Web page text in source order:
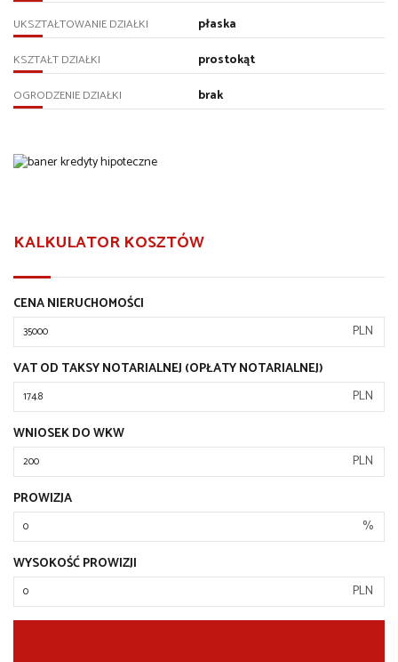
UKSZTAŁTOWANIE DZIAŁKI płaska
KSZTAŁT DZIAŁKI prostokąt
OGRODZENIE DZIAŁKI brak
KALKULATOR KOSZTÓW
CENA NIERUCHOMOŚCI
PLN
VAT OD TAKSY NOTARIALNEJ (OPŁATY NOTARIALNEJ)
PLN
WNIOSEK DO WKW
PLN
PROWIZJA
%
WYSOKOŚĆ PROWIZJI
PLN